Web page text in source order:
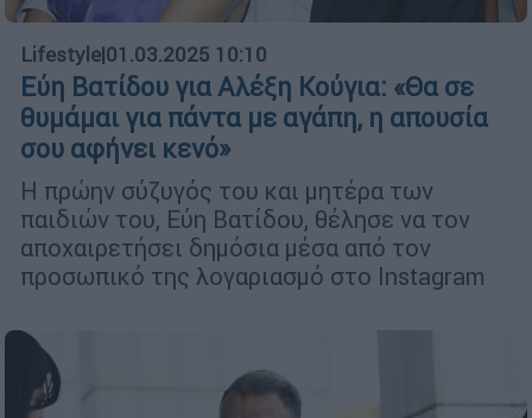
Lifestyle|01.03.2025 10:10
Εύη Βατίδου για Αλέξη Κούγια: «Θα σε
θυμάμαι για πάντα με αγάπη, η απουσία
σου αφήνει κενό»
Η πρώην σύζυγός του και μητέρα των
παιδιών του, Εύη Βατίδου, θέλησε να τον
αποχαιρετήσει δημόσια μέσα από τον
προσωπικό της λογαριασμό στο Instagram